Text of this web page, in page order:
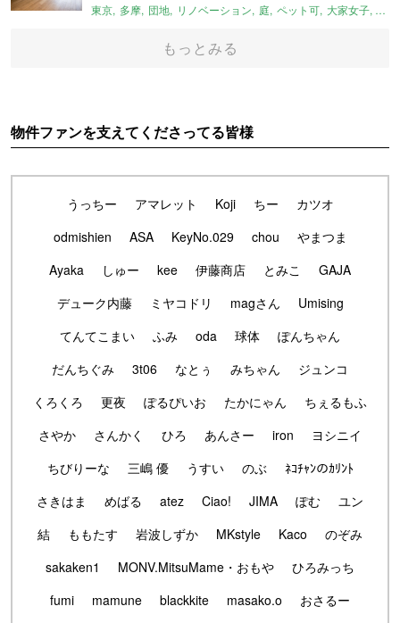
東京 多摩 団地 リノベーション 庭 ペット可 大家女子 団
もっとみる
物件ファンを支えてくださってる皆様
うっちー アマレット Koji ちー
カツオ
odmishien
ASA KeyNo.029 chou
やまつま
Ayaka
しゅー kee 伊藤商店 とみこ
GAJA
デューク内藤
ミヤコドリ magさん
Umising
てんてこまい
ふみ oda 球体
ぽんちゃん
だんちぐみ
3t06 なとぅ みちゃん
ジュンコ
くろくろ
更夜 ぽるぴいお たかにゃん
ちぇるもふ
さやか
さんかく ひろ あんさー iron
ヨシニイ
ちびりーな
三嶋 優 うすい のぶ
ﾈｺﾁｬﾝのｶﾘﾝﾄ
さきはま
めばる atez Ciao! JIMA ぽむ
ユン
結
ももたす 岩波しずか MKstyle Kaco
のぞみ
sakaken1
MONV.MitsuMame・おもや
ひろみっち
fumi
mamune blackkite masako.o
おさるー